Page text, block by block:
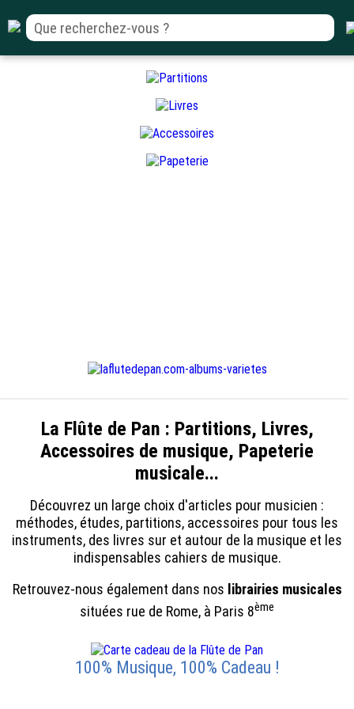
La Flûte de Pan : Partitions, Livres,
Accessoires de musique, Papeterie
musicale...
Découvrez un large choix d'articles pour musicien :
méthodes, études, partitions, accessoires pour tous les
instruments, des livres sur et autour de la musique et les
indispensables cahiers de musique.
Retrouvez-nous également dans nos librairies musicales
situées rue de Rome, à Paris 8ème
100% Musique, 100% Cadeau !